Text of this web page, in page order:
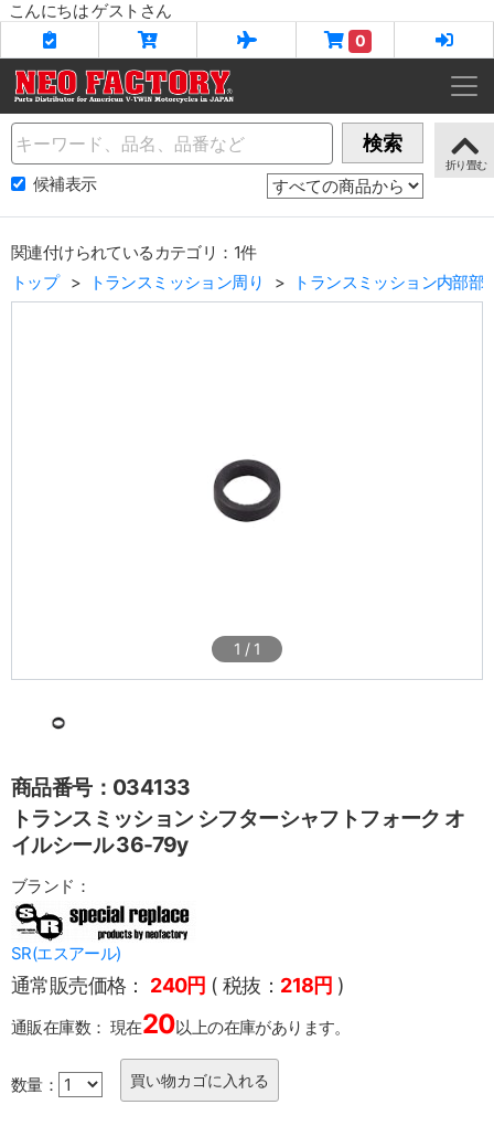
こんにちは ゲストさん
0
Name 検索
候補表示
関連付けられているカテゴリ：1件
トップ
トランスミッション周り トランスミッション内部部
1 / 1
商品番号：034133
トランスミッション シフターシャフトフォーク オ
イルシール 36-79y
ブランド：
SR(エスアール)
通常販売価格： 240円 ( 税抜： 218円 )
通販在庫数： 現在20以上の在庫があります。
数量：